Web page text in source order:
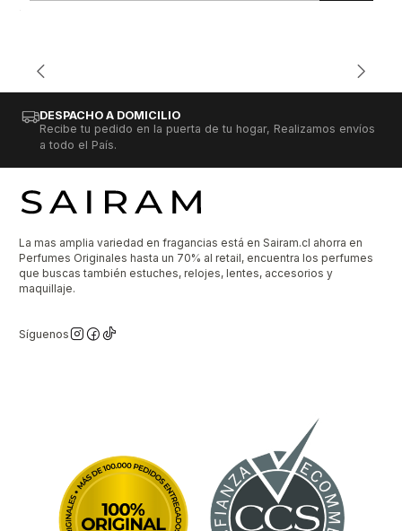
DESPACHO A DOMICILIO
Recibe tu pedido en la puerta de tu hogar, Realizamos envíos
a todo el País.
La mas amplia variedad en fragancias está en Sairam.cl ahorra en
Perfumes Originales hasta un 70% al retail, encuentra los perfumes
que buscas también estuches, relojes, lentes, accesorios y
maquillaje.
Síguenos